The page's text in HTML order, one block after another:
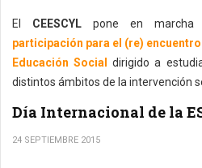
El CEESCYL pone en marcha
participación para el (re)
Educación Social
dirigido a
distintos ámbitos de la intervención
Día Internacional de la
24 SEPTIEMBRE 2015